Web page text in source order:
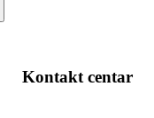
Kontakt centar